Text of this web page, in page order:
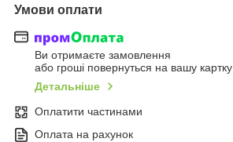
Умови оплати
Ви отримаєте замовлення
або гроші повернуться на вашу картку
Детальніше
Оплатити частинами
Оплата на рахунок